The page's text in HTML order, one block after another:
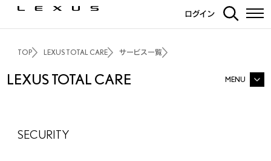
ログイン
TOP LEXUS TOTAL CARE サービス一覧
LEXUSTOTAL CARE MENU
SECURITY